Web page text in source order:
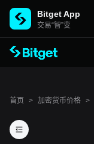
Bitget App
交易“智”变
首页 > 加密货币价格 >